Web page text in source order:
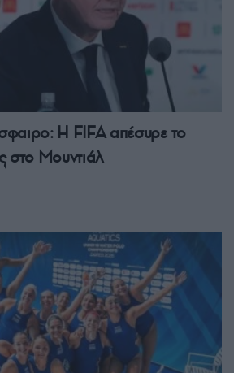
Η FIFA απέσυρε το
στο Μουντιάλ